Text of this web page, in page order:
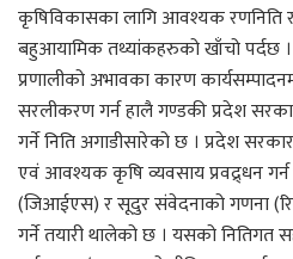
कृषिविकासका लागि आवश्यक रणनिति र
बहुआयामिक तथ्यांकहरुको खाँचो पर्दछ ।
प्रणालीको अभावका कारण
सरलीकरण गर्न हालै गण्डकी प्रदेश
गर्ने निति अगाडीसारेको छ । प्रदेश
एवं आवश्यक कृषि व्यवसाय प्रवद्र्धन गर्न
(जिआईएस) र सूदुर संवेदनाको गणना
गर्ने तयारी थालेको छ । यसको नितिगत